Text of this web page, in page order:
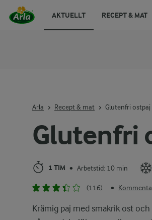
Glutenfri
1 TIM • Arbetstid: 10 min
(116) •
Krämig paj med smakrik ost
Arla Recept & mat Glutenfri ostpaj
AKTUELLT RECEPT & MAT